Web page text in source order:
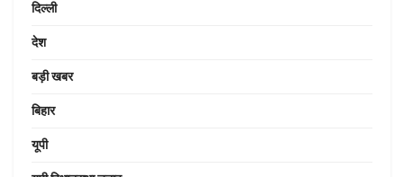
दिल्ली
देश
बड़ी खबर
बिहार
यूपी